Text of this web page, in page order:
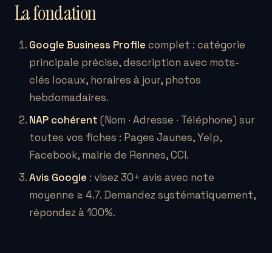
La fondation
Google Business Profile complet : catégorie
principale précise, description avec mots-
clés locaux, horaires à jour, photos
hebdomadaires.
NAP cohérent (Nom · Adresse · Téléphone) sur
toutes vos fiches : Pages Jaunes, Yelp,
Facebook, mairie de Rennes, CCI.
Avis Google : visez 30+ avis avec note
moyenne ≥ 4.7. Demandez systématiquement,
répondez à 100%.